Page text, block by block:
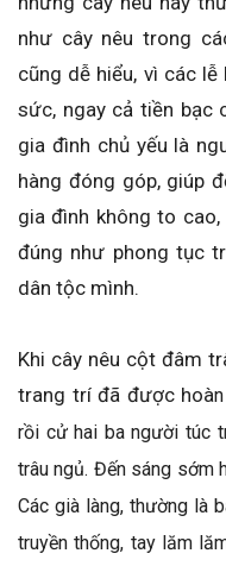
như cây nêu trong
cũng dễ hiểu, vì các
sức, ngay cả tiền bạc
gia đình chủ yếu là
hàng đóng góp, giúp
gia đình không to
đúng như phong tục
dân tộc mình.
Khi cây nêu cột đâm
trang trí đã được hoà
rồi cử hai ba người túc
trâu ngủ. Đến sáng sớm
Các già làng, thường là
truyền thống, tay lăm